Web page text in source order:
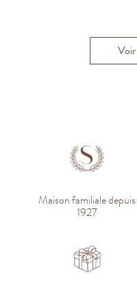
Maison familiale depuis
1927